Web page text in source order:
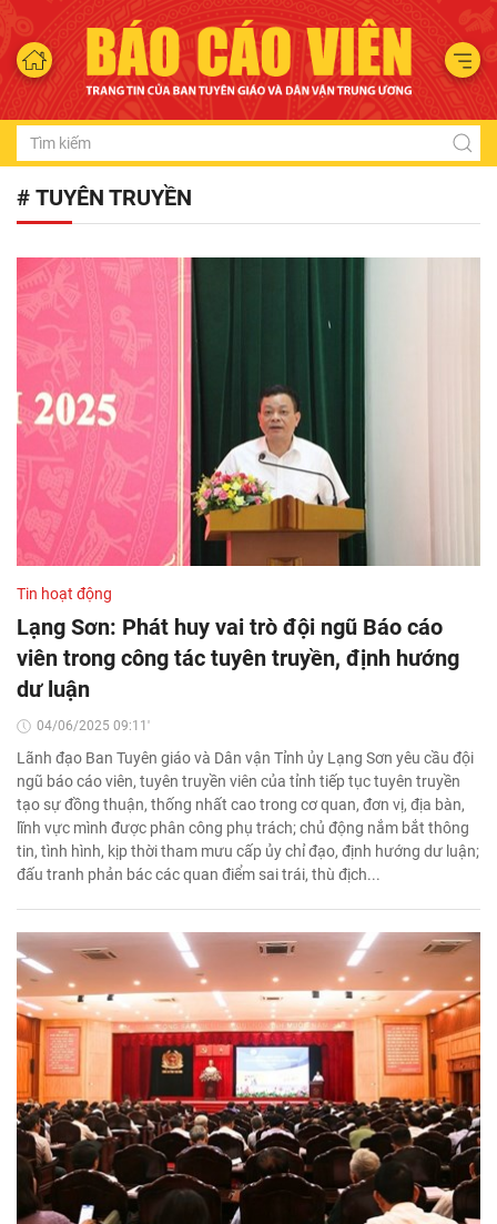
# TUYÊN TRUYỀN
Tin hoạt động
Lạng Sơn: Phát huy vai trò đội ngũ Báo cáo
viên trong công tác tuyên truyền, định hướng
dư luận
04/06/2025 09:11'
Lãnh đạo Ban Tuyên giáo và Dân vận Tỉnh ủy Lạng Sơn yêu cầu đội
ngũ báo cáo viên, tuyên truyền viên của tỉnh tiếp tục tuyên truyền
tạo sự đồng thuận, thống nhất cao trong cơ quan, đơn vị, địa bàn,
lĩnh vực mình được phân công phụ trách; chủ động nắm bắt thông
tin, tình hình, kịp thời tham mưu cấp ủy chỉ đạo, định hướng dư luận;
đấu tranh phản bác các quan điểm sai trái, thù địch...